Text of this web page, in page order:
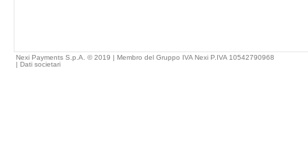
Nexi Payments S.p.A. © 2019 | Membro del Gruppo IVA Nexi P.IVA 10542790968
| Dati societari